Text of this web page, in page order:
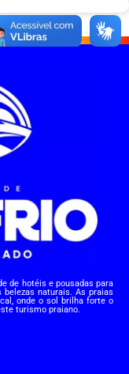
de hotéis e pousadas para
naturais. As praias
onde o sol brilha forte o
turismo praiano.